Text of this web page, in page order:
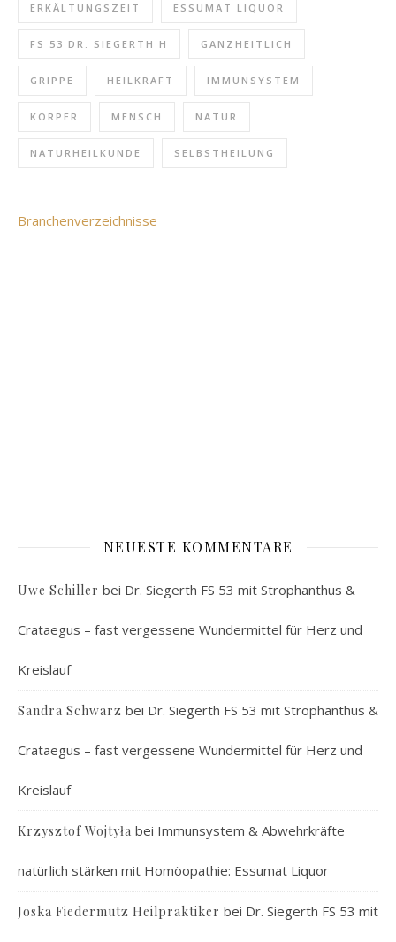
ERKÄLTUNGSZEIT ESSUMAT LIQUOR
FS 53 DR. SIEGERTH H GANZHEITLICH
GRIPPE HEILKRAFT IMMUNSYSTEM
KÖRPER MENSCH NATUR
NATURHEILKUNDE SELBSTHEILUNG
Branchenverzeichnisse
Immunsystem & Abwehrkräfte
natürlich stärken mit Homöopathie: Essumat Liquor
Strophanthus & Crataegus – fast vergessene
Wundermittel für Herz und Kreislauf
Strophanthus & Crataegus – fast vergessene
Wundermittel für Herz und Kreislauf